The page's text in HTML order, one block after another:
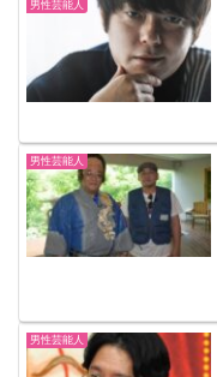
男性芸能人
男性芸能人
男性芸能人